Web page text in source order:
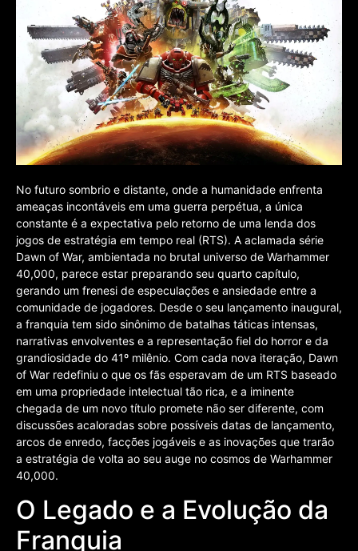
No futuro sombrio e distante, onde a humanidade enfrenta
ameaças incontáveis em uma guerra perpétua, a única
constante é a expectativa pelo retorno de uma lenda dos
jogos de estratégia em tempo real (RTS). A aclamada série
Dawn of War, ambientada no brutal universo de Warhammer
40,000, parece estar preparando seu quarto capítulo,
gerando um frenesi de especulações e ansiedade entre a
comunidade de jogadores. Desde o seu lançamento inaugural,
a franquia tem sido sinônimo de batalhas táticas intensas,
narrativas envolventes e a representação fiel do horror e da
grandiosidade do 41º milênio. Com cada nova iteração, Dawn
of War redefiniu o que os fãs esperavam de um RTS baseado
em uma propriedade intelectual tão rica, e a iminente
chegada de um novo título promete não ser diferente, com
discussões acaloradas sobre possíveis datas de lançamento,
arcos de enredo, facções jogáveis e as inovações que trarão
a estratégia de volta ao seu auge no cosmos de Warhammer
40,000.
O Legado e a Evolução da
Franquia